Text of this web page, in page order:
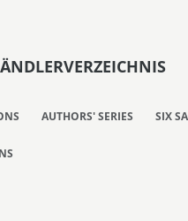
AUTHORS' SERIES SIX